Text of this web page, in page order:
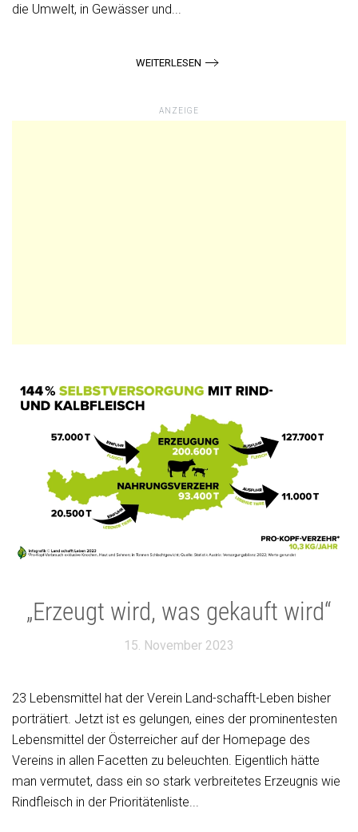
die Umwelt, in Gewässer und...
WEITERLESEN
ANZEIGE
„Erzeugt wird, was gekauft wird“
15. November 2023
23 Lebensmittel hat der Verein Land-schafft-Leben bisher
porträtiert. Jetzt ist es gelungen, eines der prominentesten
Lebensmittel der Österreicher auf der Homepage des
Vereins in allen Facetten zu beleuchten. Eigentlich hätte
man vermutet, dass ein so stark verbreitetes Erzeugnis wie
Rindfleisch in der Prioritätenliste...